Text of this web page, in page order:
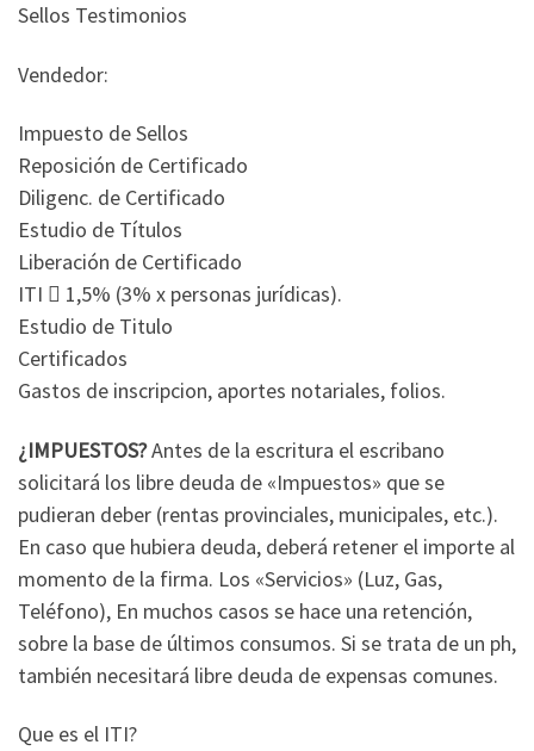
Sellos Testimonios
Vendedor:
Impuesto de Sellos
Reposición de Certificado
Diligenc. de Certificado
Estudio de Títulos
Liberación de Certificado
ITI  1,5% (3% x personas jurídicas).
Estudio de Titulo
Certificados
Gastos de inscripcion, aportes notariales, folios.
¿IMPUESTOS?Antes de la escritura el escribano
solicitará los libre deuda de «Impuestos» que se
pudieran deber (rentas provinciales, municipales, etc.).
En caso que hubiera deuda, deberá retener el importe al
momento de la firma. Los «Servicios» (Luz, Gas,
Teléfono), En muchos casos se hace una retención,
sobre la base de últimos consumos. Si se trata de un ph,
también necesitará libre deuda de expensas comunes.
Que es el ITI?